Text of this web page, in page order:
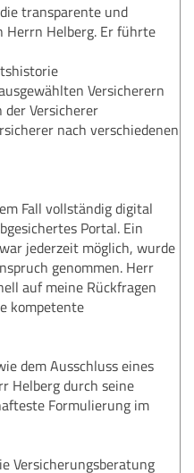
transparente und
Herrn Helberg. Er führte
Versicherern
Versicherer
nach verschiedenen
Fall vollständig digital
Portal. Ein
jederzeit möglich, wurde
genommen. Herr
auf meine Rückfragen
kompetente
dem Ausschluss eines
Helberg durch seine
Formulierung im
Versicherungsberatung